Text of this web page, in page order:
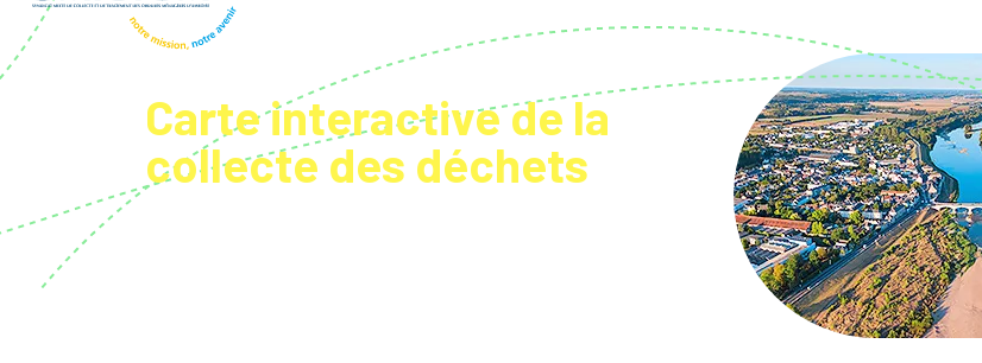
Carte interactive de la
collecte des déchets